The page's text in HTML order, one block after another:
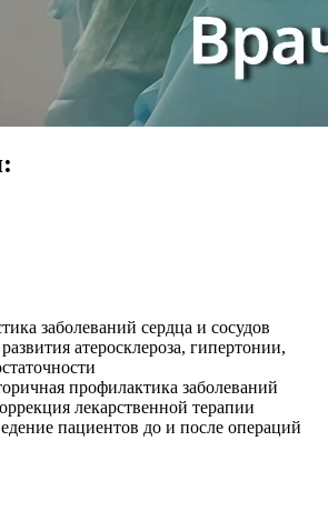
заболеваний сердца и сосудов
атеросклероза, гипертонии,
профилактика заболеваний
лекарственной терапии
пациентов до и после операций